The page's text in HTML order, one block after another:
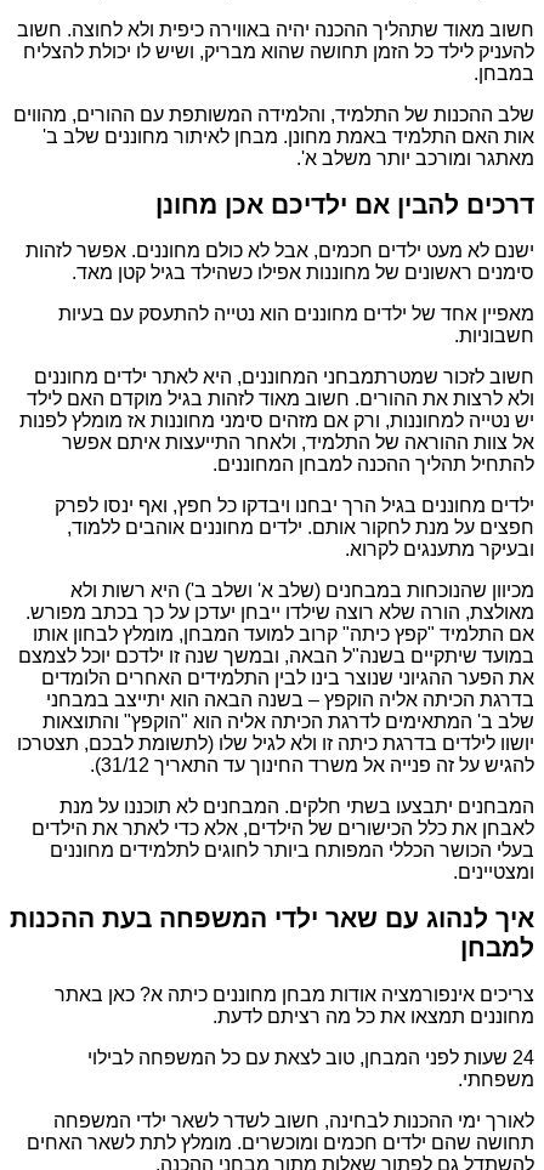
חשוב מאוד שתהליך ההכנה יהיה באווירה כיפית ולא לחוצה. חשוב
להעניק לילד כל הזמן תחושה שהוא מבריק, ושיש לו יכולת להצליח
במבחן.
שלב ההכנות של התלמיד, והלמידה המשותפת עם ההורים, מהווים
אות האם התלמיד באמת מחונן. מבחן לאיתור מחוננים שלב ב'
מאתגר ומורכב יותר משלב א'.
דרכים להבין אם ילדיכם אכן מחונן
ישנם לא מעט ילדים חכמים, אבל לא כולם מחוננים. אפשר לזהות
סימנים ראשונים של מחוננות אפילו כשהילד בגיל קטן מאד.
מאפיין אחד של ילדים מחוננים הוא נטייה להתעסק עם בעיות
חשבוניות.
חשוב לזכור שמטרתמבחני המחוננים, היא לאתר ילדים מחוננים
ולא לרצות את ההורים. חשוב מאוד לזהות בגיל מוקדם האם לילד
יש נטייה למחוננות, ורק אם מזהים סימני מחוננות אז מומלץ לפנות
אל צוות ההוראה של התלמיד, ולאחר התייעצות איתם אפשר
להתחיל תהליך ההכנה למבחן המחוננים.
ילדים מחוננים בגיל הרך יבחנו ויבדקו כל חפץ, ואף ינסו לפרק
חפצים על מנת לחקור אותם. ילדים מחוננים אוהבים ללמוד,
ובעיקר מתענגים לקרוא.
מכיוון שהנוכחות במבחנים (שלב א' ושלב ב') היא רשות ולא
מאולצת, הורה שלא רוצה שילדו ייבחן יעדכן על כך בכתב מפורש.
אם התלמיד "קפץ כיתה" קרוב למועד המבחן, מומלץ לבחון אותו
במועד שיתקיים בשנה"ל הבאה, ובמשך שנה זו ילדכם יוכל לצמצם
את הפער ההגיוני שנוצר בינו לבין התלמידים האחרים הלומדים
בדרגת הכיתה אליה הוקפץ – בשנה הבאה הוא יתייצב במבחני
שלב ב' המתאימים לדרגת הכיתה אליה הוא "הוקפץ" והתוצאות
יושוו לילדים בדרגת כיתה זו ולא לגיל שלו (לתשומת לבכם, תצטרכו
להגיש על זה פנייה אל משרד החינוך עד התאריך 31/12).
המבחנים יתבצעו בשתי חלקים. המבחנים לא תוכננו על מנת
לאבחן את כלל הכישורים של הילדים, אלא כדי לאתר את הילדים
בעלי הכושר הכללי המפותח ביותר לחוגים לתלמידים מחוננים
ומצטיינים.
איך לנהוג עם שאר ילדי המשפחה בעת ההכנות
למבחן
צריכים אינפורמציה אודות מבחן מחוננים כיתה א? כאן באתר
מחוננים תמצאו את כל מה רציתם לדעת.
24 שעות לפני המבחן, טוב לצאת עם כל המשפחה לבילוי
משפחתי.
לאורך ימי ההכנות לבחינה, חשוב לשדר לשאר ילדי המשפחה
תחושה שהם ילדים חכמים ומוכשרים. מומלץ לתת לשאר האחים
להשתדל גם לפתור שאלות מתוך מבחני ההכנה.